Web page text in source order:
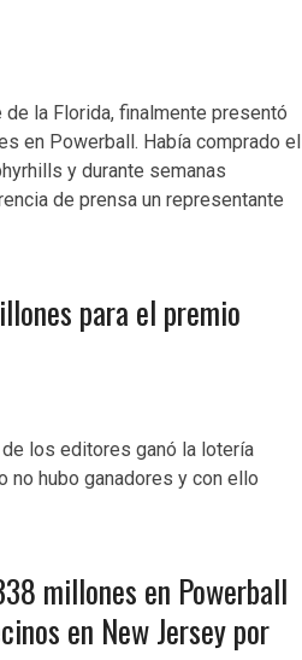
la Florida, finalmente presentó
en Powerball. Había comprado el
y durante semanas
de prensa un representante
para el premio
los editores ganó la lotería
hubo ganadores y con ello
millones en Powerball
en New Jersey por